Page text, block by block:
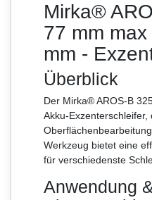
Mirka®
77 mm
mm -
Überblick
Der Mirka® AROS-B
Akku-
Werkzeug bietet eine
für verschiedenste
Anwendung